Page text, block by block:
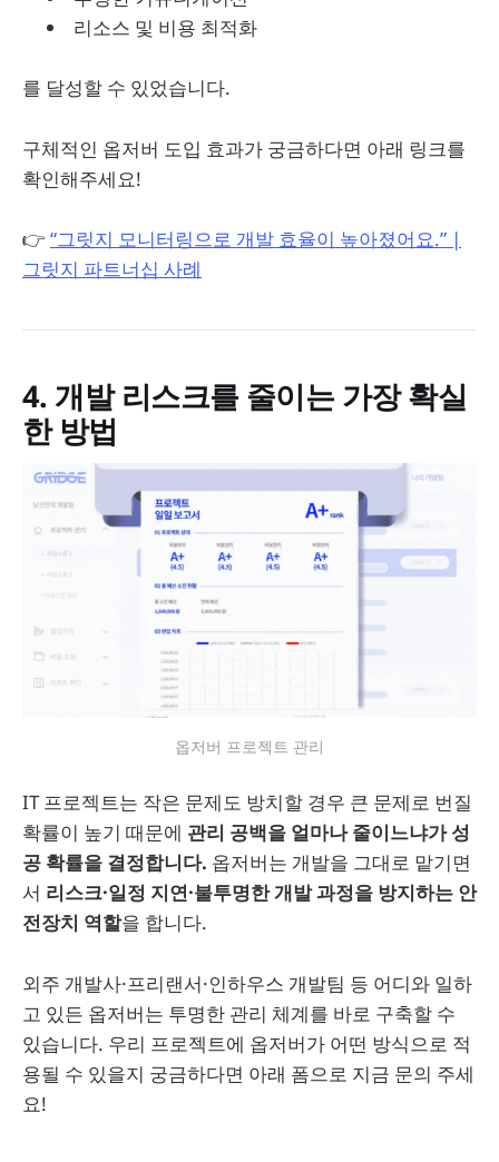
리소스 및 비용 최적화
를 달성할 수 있었습니다.
구체적인 옵저버 도입 효과가 궁금하다면 아래 링크를
확인해주세요!
👉 “그릿지 모니터링으로 개발 효율이 높아졌어요.” |
그릿지 파트너십 사례
4. 개발 리스크를 줄이는 가장 확실
한 방법
옵저버 프로젝트 관리
IT 프로젝트는 작은 문제도 방치할 경우 큰 문제로 번질
확률이 높기 때문에 관리 공백을 얼마나 줄이느냐가 성
공 확률을 결정합니다. 옵저버는 개발을 그대로 맡기면
서 리스크·일정 지연·불투명한 개발 과정을 방지하는 안
전장치 역할을 합니다.
외주 개발사·프리랜서·인하우스 개발팀 등 어디와 일하
고 있든 옵저버는 투명한 관리 체계를 바로 구축할 수
있습니다. 우리 프로젝트에 옵저버가 어떤 방식으로 적
용될 수 있을지 궁금하다면 아래 폼으로 지금 문의 주세
요!